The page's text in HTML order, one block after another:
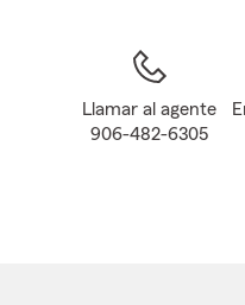
Llamar al agente
906-482-6305